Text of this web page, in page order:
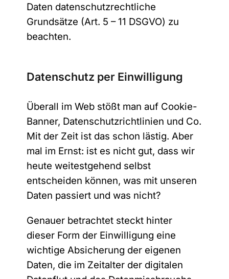
Daten datenschutzrechtliche
Grundsätze (Art. 5 – 11 DSGVO) zu
beachten.
Datenschutz per Einwilligung
Überall im Web stößt man auf Cookie-
Banner, Datenschutzrichtlinien und Co.
Mit der Zeit ist das schon lästig. Aber
mal im Ernst: ist es nicht gut, dass wir
heute weitestgehend selbst
entscheiden können, was mit unseren
Daten passiert und was nicht?
Genauer betrachtet steckt hinter
dieser Form der Einwilligung eine
wichtige Absicherung der eigenen
Daten, die im Zeitalter der digitalen